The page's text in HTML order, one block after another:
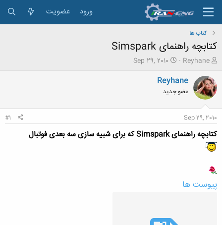
ورود عضویت
کتاب ها
کتابچه راهنمای Simspark
ش
و
ع
ک
ن
د
ه
م
و
و
Reyhane
ت
ر
ی
خ
ع
Sep 29, 2010
Reyhane
عضو جدید
Sep 29, 2010
#1
کتابچه راهنمای Simspark که برای شبیه سازی سه بعدی فوتبال
پیوست ها